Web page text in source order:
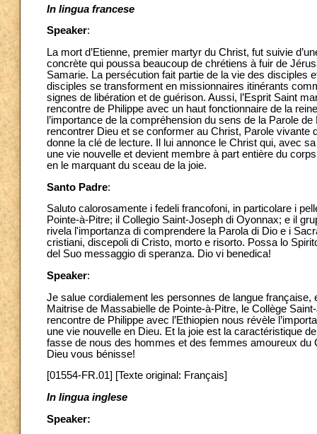
In lingua francese
Speaker:
La mort d’Etienne, premier martyr du Christ, fut suivie
concrète qui poussa beaucoup de chrétiens à fuir de
Samarie. La persécution fait partie de la vie des disciples
disciples se transforment en missionnaires itinérants
signes de libération et de guérison. Aussi, l’Esprit Saint
rencontre de Philippe avec un haut fonctionnaire de la
l’importance de la compréhension du sens de la Parole
rencontrer Dieu et se conformer au Christ, Parole vivante
donne la clé de lecture. Il lui annonce le Christ qui, avec
une vie nouvelle et devient membre à part entière du
en le marquant du sceau de la joie.
Santo Padre:
Saluto calorosamente i fedeli francofoni, in particolare i
Pointe-à-Pitre; il Collegio Saint-Joseph di Oyonnax; e il
rivela l'importanza di comprendere la Parola di Dio e i
cristiani, discepoli di Cristo, morto e risorto. Possa lo
del Suo messaggio di speranza. Dio vi benedica!
Speaker:
Je salue cordialement les personnes de langue
Maitrise de Massabielle de Pointe-à-Pitre, le Collège
rencontre de Philippe avec l’Ethiopien nous révèle
une vie nouvelle en Dieu. Et la joie est la caractéristique
fasse de nous des hommes et des femmes amoureux du
Dieu vous bénisse!
[01554-FR.01] [Texte original: Français]
In lingua inglese
Speaker: